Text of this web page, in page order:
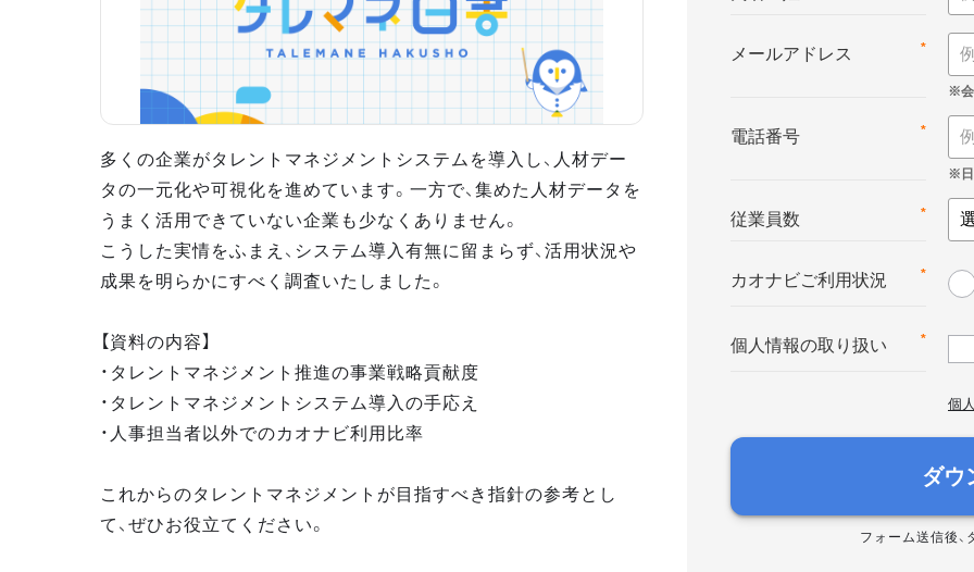
多くの企業がタレントマネジメントシステムを導入し、人材デー
タの一元化や可視化を進めています。一方で、集めた人材データを
うまく活用できていない企業も少なくありません。
こうした実情をふまえ、システム導入有無に留まらず、活用状況や
成果を明らかにすべく調査いたしました。
【資料の内容】
・タレントマネジメント推進の事業戦略貢献度
・タレントマネジメントシステム導入の手応え
・人事担当者以外でのカオナビ利用比率
これからのタレントマネジメントが目指すべき指針の参考とし
て、ぜひお役立てください。
*
メールアドレス
*
電話番号
*
従業員数
*
カオナビご利用状況
*
個人情報の取り扱い
個
ダウ
フォーム送信後